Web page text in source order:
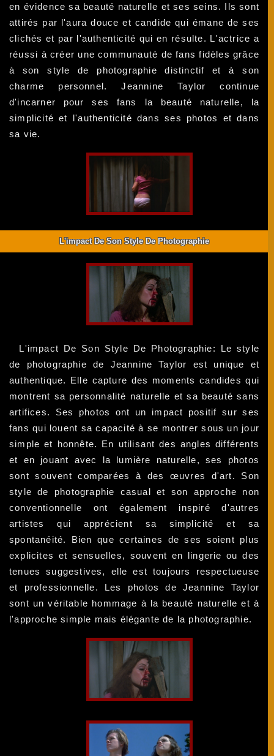
en évidence sa beauté naturelle et ses seins. Ils sont
attirés par l'aura douce et candide qui émane de ses
clichés et par l'authenticité qui en résulte. L'actrice a
réussi à créer une communauté de fans fidèles grâce
à son style de photographie distinctif et à son
charme personnel. Jeannine Taylor continue
d'incarner pour ses fans la beauté naturelle, la
simplicité et l'authenticité dans ses photos et dans
sa vie.
L'impact De Son Style De Photographie
L'impact De Son Style De Photographie: Le style
de photographie de Jeannine Taylor est unique et
authentique. Elle capture des moments candides qui
montrent sa personnalité naturelle et sa beauté sans
artifices. Ses photos ont un impact positif sur ses
fans qui louent sa capacité à se montrer sous un jour
simple et honnête. En utilisant des angles différents
et en jouant avec la lumière naturelle, ses photos
sont souvent comparées à des œuvres d'art. Son
style de photographie casual et son approche non
conventionnelle ont également inspiré d'autres
artistes qui apprécient sa simplicité et sa
spontanéité. Bien que certaines de ses soient plus
explicites et sensuelles, souvent en lingerie ou des
tenues suggestives, elle est toujours respectueuse
et professionnelle. Les photos de Jeannine Taylor
sont un véritable hommage à la beauté naturelle et à
l'approche simple mais élégante de la photographie.